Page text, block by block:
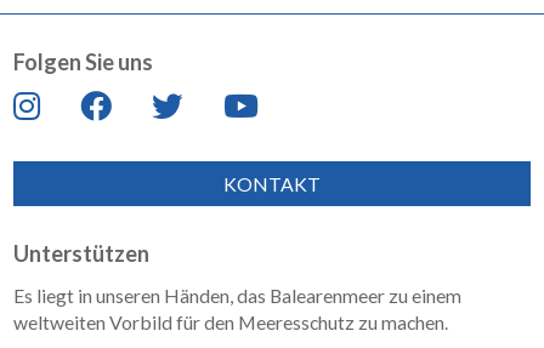
Folgen Sie uns
KONTAKT
Unterstützen
Es liegt in unseren Händen, das Balearenmeer zu einem
weltweiten Vorbild für den Meeresschutz zu machen.